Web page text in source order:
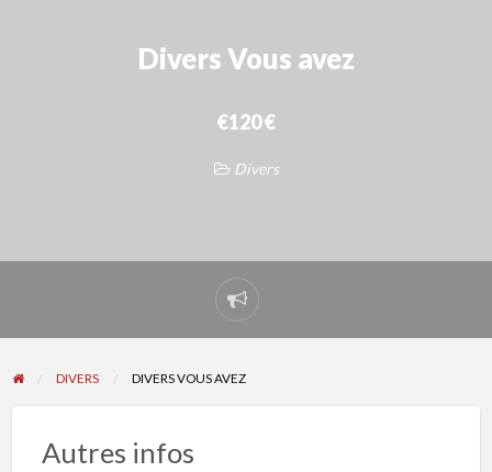
Divers Vous avez
€120 €
Divers
Signaler
un
problème
DIVERS DIVERS VOUS AVEZ
Autres infos